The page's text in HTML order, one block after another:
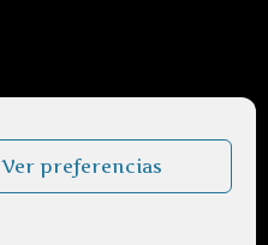
Ver preferencias